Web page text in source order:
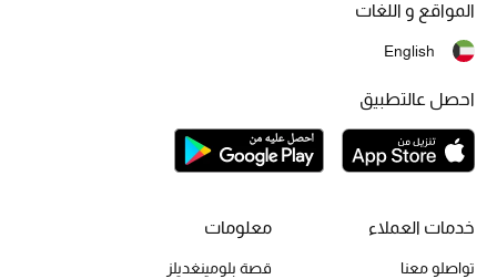
مستلزمات البنات (2 - 14 سنة)
خدمات العملاء
تواصلو معنا
معلومات
قصة بلومينغديلز
المواقع و اللغات
English
احصل عالتطبيق